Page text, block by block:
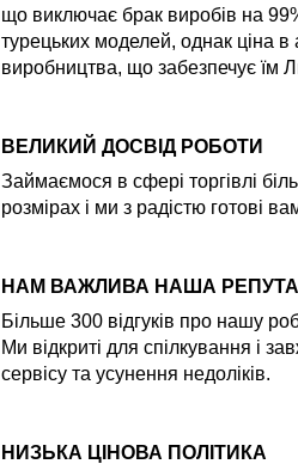
що виключає брак виробів на
турецьких моделей, однак ціна
виробництва, що забезпечує їм
ВЕЛИКИЙ ДОСВІД РОБОТИ
Займаємося в сфері торгівлі
розмірах і ми з радістю готові
НАМ ВАЖЛИВА НАША
Більше 300 відгуків про нашу
Ми відкриті для спілкування і
сервісу та усунення недоліків.
НИЗЬКА ЦІНОВА ПОЛІТИКА